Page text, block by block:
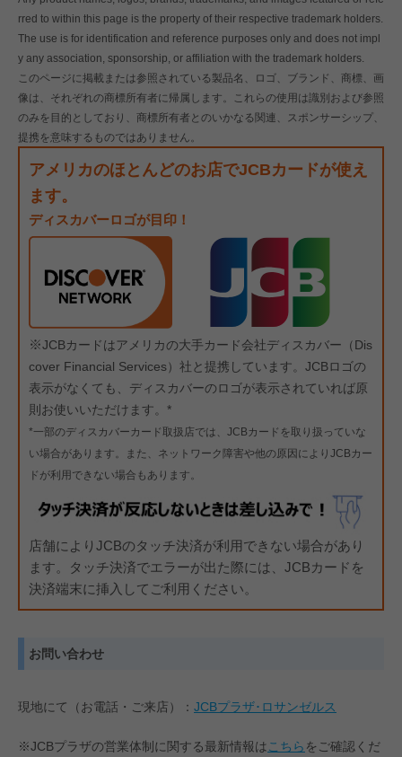
rred to within this page is the property of their respective trademark holders.
The use is for identification and reference purposes only and does not impl
y any association, sponsorship, or affiliation with the trademark holders.
このページに掲載または参照されている製品名、ロゴ、ブランド、商標、画
像は、それぞれの商標所有者に帰属します。これらの使用は識別および参照
のみを目的としており、商標所有者とのいかなる関連、スポンサーシップ、
提携を意味するものではありません。
アメリカのほとんどのお店でJCBカードが使え
ます。
ディスカバーロゴが目印！
※JCBカードはアメリカの大手カード会社ディスカバー（Dis
cover Financial Services）社と提携しています。JCBロゴの
表示がなくても、ディスカバーのロゴが表示されていれば原
則お使いいただけます。*
*一部のディスカバーカード取扱店では、JCBカードを取り扱っていな
い場合があります。また、ネットワーク障害や他の原因によりJCBカー
ドが利用できない場合もあります。
店舗によりJCBのタッチ決済が利用できない場合があり
ます。タッチ決済でエラーが出た際には、JCBカードを
決済端末に挿入してご利用ください。
お問い合わせ
現地にて（お電話・ご来店）： JCBプラザ･ロサンゼルス
※JCBプラザの営業体制に関する最新情報は こちら をご確認くだ